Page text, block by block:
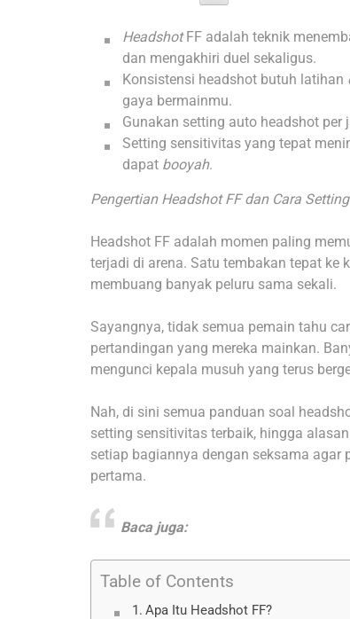
HeadshotFF adalah teknik
dan mengakhiri duel sekaligus.
Konsistensi headshot butuh latihan
gaya bermainmu.
Gunakan setting auto headshot per
Setting sensitivitas yang tepat
dapat booyah.
Pengertian Headshot FF dan Cara
Headshot FF adalah momen paling
terjadi di arena. Satu tembakan tepat ke
membuang banyak peluru sama sekali.
Sayangnya, tidak semua pemain tahu
pertandingan yang mereka mainkan.
mengunci kepala musuh yang terus
Nah, di sini semua panduan soal
setting sensitivitas terbaik, hingga
setiap bagiannya dengan seksama agar
pertama.
Baca juga:
Table of Contents
Apa Itu Headshot FF?